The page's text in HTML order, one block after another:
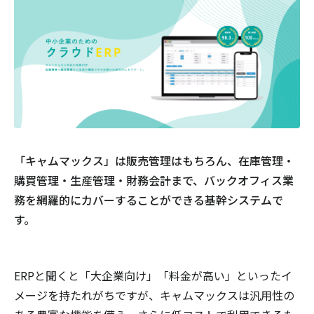
「キャムマックス」は販売管理はもちろん、在庫管理・
購買管理・生産管理・財務会計まで、バックオフィス業
務を網羅的にカバーすることができる基幹システムで
す。
ERPと聞くと「大企業向け」「料金が高い」といったイ
メージを持たれがちですが、キャムマックスは汎用性の